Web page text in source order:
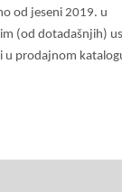
od jeseni 2019. u
(od dotadašnjih)
u prodajnom